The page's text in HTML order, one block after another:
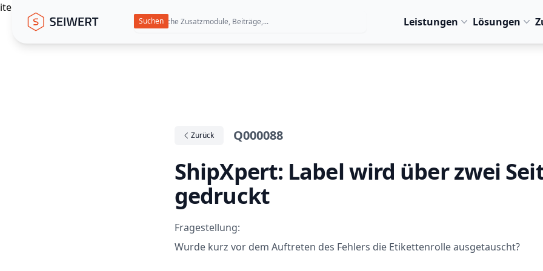
itemscope itemtype="https://schema.org/WebPage"
Seiwert GmbH
Leistungen Lösungen
Zurück Q000088
ShipXpert: Label wird über zwei
gedruckt
Fragestellung:
Wurde kurz vor dem Auftreten des Fehlers die Etikettenrolle ausgetauscht?